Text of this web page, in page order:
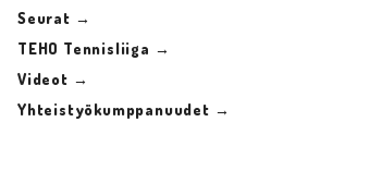
Seurat →
TEHO Tennisliiga →
Videot →
Yhteistyökumppanuudet →